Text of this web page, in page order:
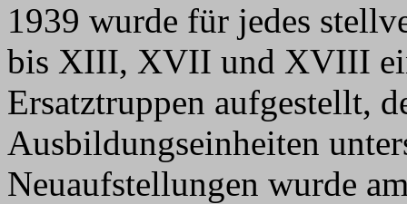
1939 wurde für jedes
bis XIII, XVII und XVIII
Ersatztruppen aufgestellt,
Ausbildungseinheiten
Neuaufstellungen wurde